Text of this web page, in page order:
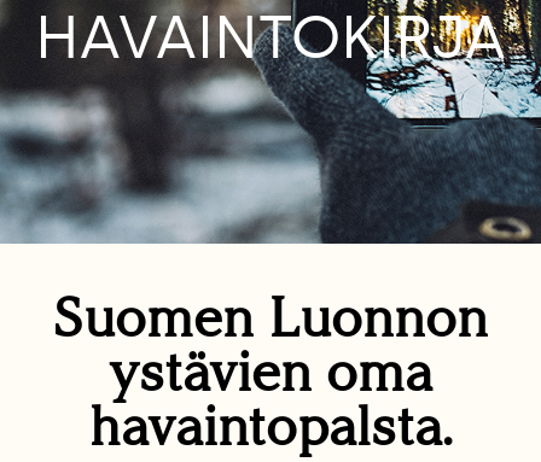
HAVAINTOKIRJA
Suomen Luonnon
ystävien oma
havaintopalsta.